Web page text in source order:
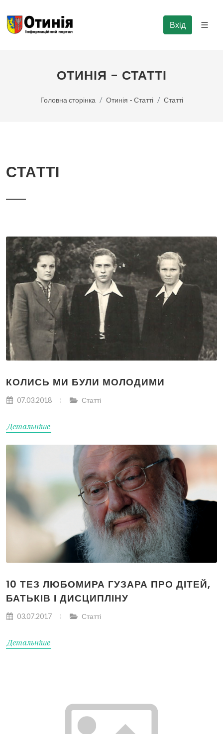
Вхід
ОТИНІЯ - СТАТТІ
Головна сторінка Отинія - Статті Статті
СТАТТІ
КОЛИСЬ МИ БУЛИ МОЛОДИМИ
07.03.2018 Статті
Детальніше
10 ТЕЗ ЛЮБОМИРА ГУЗАРА ПРО ДІТЕЙ,
БАТЬКІВ І ДИСЦИПЛІНУ
03.07.2017 Статті
Детальніше